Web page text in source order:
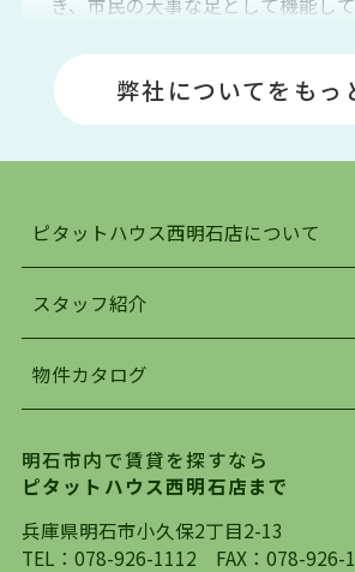
場や釣りスポットが多くあります
駅」周辺には、ビブレ・イオンを
い物施設も多くあり、買い物にも
明石駅・西明石駅を中心に、明石
でお部屋探している方は、ぜひ当
お探しになってください。弊社は
を行っており地域最大級の情報取扱
ります。店頭で限られた物件をご
自身でインターネットを利用し、理
探していただき、選択していただい
対して、専門知識を持ったスタッフ
せていただくスタイルを心がけて
弊社についてをもっ
ピタットハウス西明石店について
スタッフ紹介
物件カタログ
明石市内で賃貸を探すなら
ピタットハウス西明石店まで
兵庫県明石市小久保2丁目2-13
TEL： 078-926-1112 FAX：078-926-